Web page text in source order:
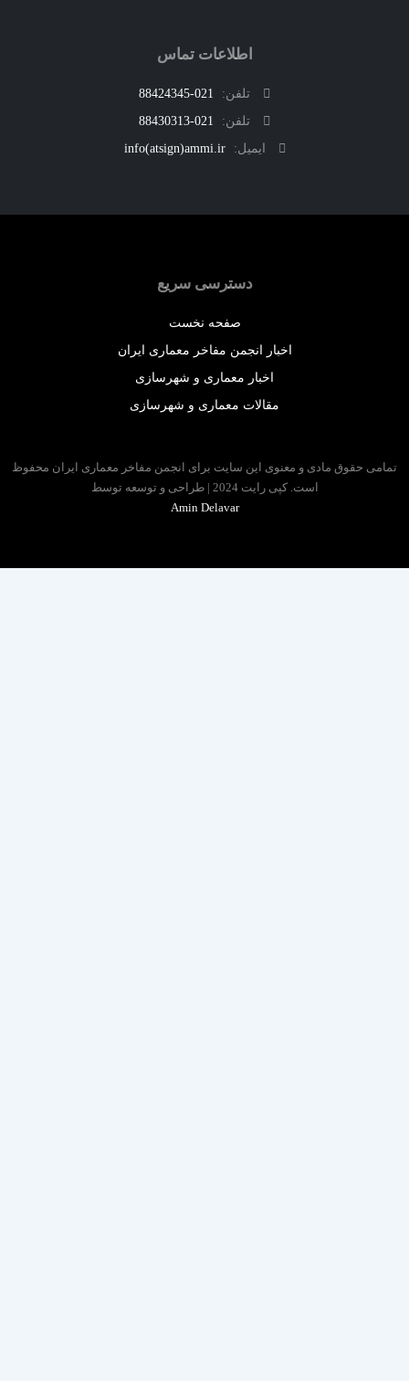
اطلاعات تماس
تلفن:
021-88424345
تلفن:
021-88430313
ایمیل:
info(atsign)ammi.ir
دسترسی سریع
صفحه نخست
اخبار انجمن مفاخر معماری ایران
اخبار معماری و شهرسازی
مقالات معماری و شهرسازی
حقوق مادی و معنوی این سایت برای انجمن مفاخر معماری ایران محفوظ
است. کپی رایت 2024 | طراحی و توسعه توسط
Amin Delavar